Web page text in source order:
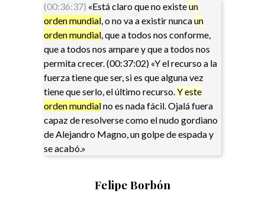
(00:36:37) «Está claro que no existeun
orden mundial, o no va a existir nuncaun
orden mundial, que a todos nos conforme,
que a todos nos ampare y que a todos nos
permita crecer. (00:37:02) «Y el recurso a la
fuerza tiene que ser, si es que alguna vez
tiene que serlo, el último recurso.Y este
orden mundialno es nada fácil. Ojalá fuera
capaz de resolverse como el nudo gordiano
de Alejandro Magno, un golpe de espada y
se acabó.»
Felipe Borbón